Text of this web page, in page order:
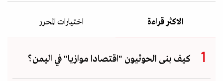
الاكثر قراءة اختيارات المحرر
كيف بنى الحوثيون "اقتصادا موازيا" في اليمن؟